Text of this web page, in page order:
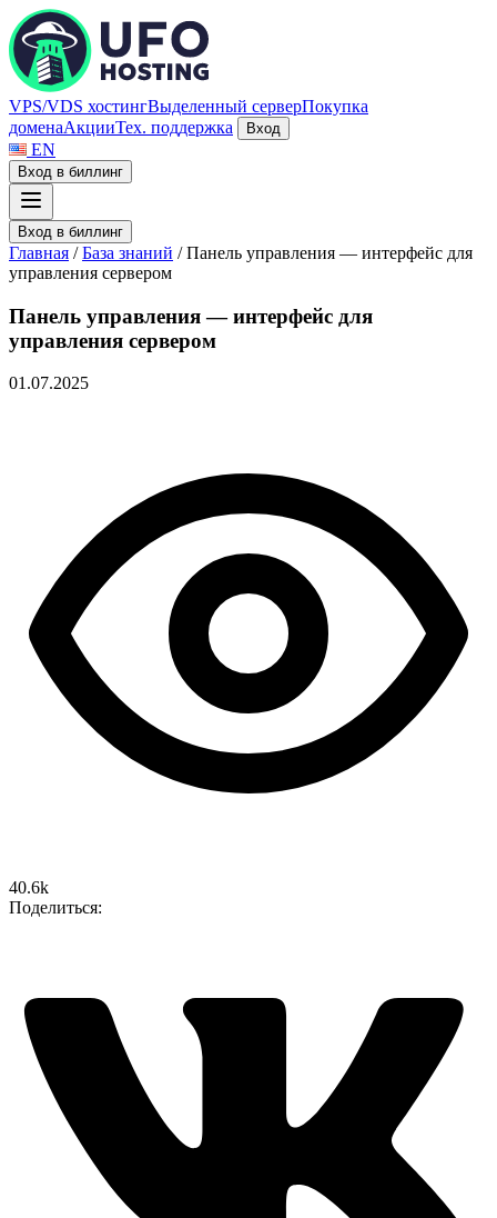
VPS/VDS хостингВыделенный серверПокупка
доменаАкцииТех. поддержка Вход
EN
Вход в биллинг
Вход в биллинг
Главная / База знаний / Панель управления — интерфейс для
управления сервером
Панель управления — интерфейс для
управления сервером
01.07.2025
40.6k
Поделиться: